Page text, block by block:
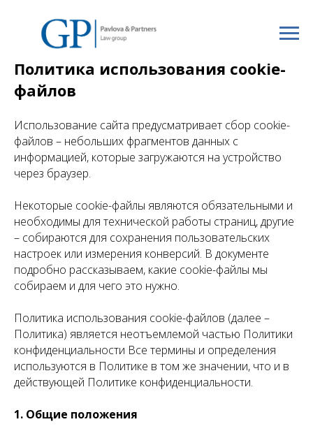
Политика использования cookie-
файлов
Использование сайта предусматривает сбор cookie-
файлов – небольших фрагментов данных с
информацией, которые загружаются на устройство
через браузер.
Некоторые cookie-файлы являются обязательными и
необходимы для технической работы страниц, другие
– собираются для сохранения пользовательских
настроек или измерения конверсий. В документе
подробно рассказываем, какие cookie-файлы мы
собираем и для чего это нужно.
Политика использования cookie-файлов (далее –
Политика) является неотъемлемой частью Политики
конфиденциальности Все термины и определения
используются в Политике в том же значении, что и в
действующей Политике конфиденциальности.
1. Общие положения